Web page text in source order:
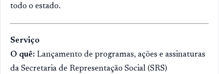
todo o estado.
Serviço
O quê: Lançamento de programas, ações e assinaturas
da Secretaria de Representação Social (SRS)